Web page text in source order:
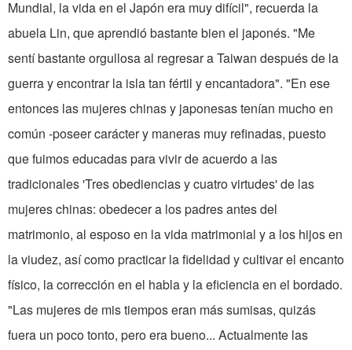
Mundial, la vida en el Japón era muy difícil", recuerda la
abuela Lin, que aprendió bastante bien el japonés. "Me
sentí bastante orgullosa al regresar a Taiwan después de la
guerra y encontrar la isla tan fértil y encantadora". "En ese
entonces las mujeres chinas y japonesas tenían mucho en
común -poseer carácter y maneras muy refinadas, puesto
que fuimos educadas para vivir de acuerdo a las
tradicionales 'Tres obediencias y cuatro virtudes' de las
mujeres chinas: obedecer a los padres antes del
matrimonio, al esposo en la vida matrimonial y a los hijos en
la viudez, así como practicar la fidelidad y cultivar el encanto
físico, la corrección en el habla y la eficiencia en el bordado.
"Las mujeres de mis tiempos eran más sumisas, quizás
fuera un poco tonto, pero era bueno... Actualmente las